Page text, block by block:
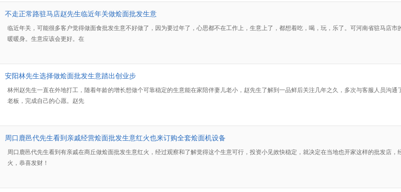
不走正常路驻马店赵先生临近年关做烩面批发生意
临近年关，可能很多客户觉得做面食批发生意不好做了，因为要过年了，心思都不在工作上，生意上了，都想着吃，喝，玩，乐了。可河南省驻马店
暖暖身。生意应该会更好。在
安阳林先生选择做烩面批发生意踏出创业步
林州赵先生一直在外地打工，随着年龄的增长想做个可靠稳定的生意能在家陪伴妻儿老小，赵先生了解到一品鲜后关注几年之久，多次与客服人员沟
老板，完成自己的心愿。赵先
周口鹿邑代先生看到亲戚经营烩面批发生意红火也来订购全套烩面机设备
周口鹿邑代先生看到有亲戚在商丘做烩面批发生意红火，经过观察和了解觉得这个生意可行，投资小见效快稳定，就决定在当地也开家这样的批发店
火，恭喜发财！